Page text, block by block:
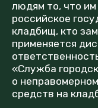
людям то, что им
российское
кладбищ, кто
применяется
«Служба
о
средств на